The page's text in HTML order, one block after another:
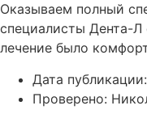
Оказываем полный
специалисты Дента-
лечение было
Дата публикации:
Проверено: